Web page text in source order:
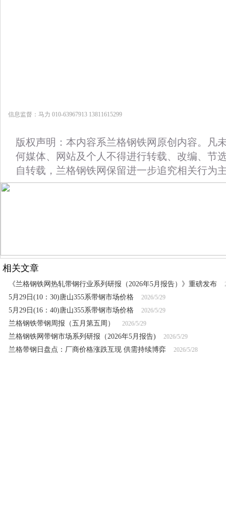
信息监督：马力 010-63967913 13811615299
版权声明：本内容系兰格钢铁网原创内容。凡
何媒体、网站及个人不得进行转载、改编、节
自转载，兰格钢铁网保留进一步追究相关行为
相关文章
《兰格钢铁网热轧带钢行业系列研报（2026年5月报告）》重磅发布
5月29日(10：30)唐山355系带钢市场价格 2026/5/29
5月29日(16：40)唐山355系带钢市场价格 2026/5/29
兰格钢铁带钢周报（五月第五周） 2026/5/29
兰格钢铁网带钢市场系列研报（2026年5月报告) 2026/5/29
兰格带钢日盘点：厂商价格涨跌互现 供需持续博弈 2026/5/28